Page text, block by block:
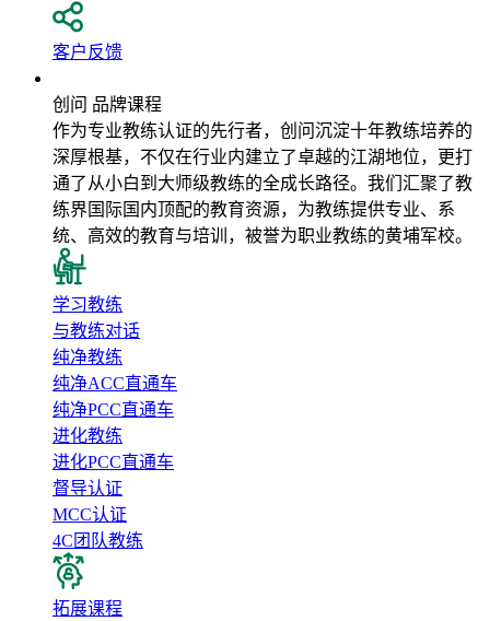
客户反馈
创问 品牌课程
作为专业教练认证的先行者，创问沉淀十年教练培养的
深厚根基，不仅在行业内建立了卓越的江湖地位，更打
通了从小白到大师级教练的全成长路径。我们汇聚了教
练界国际国内顶配的教育资源，为教练提供专业、系
统、高效的教育与培训，被誉为职业教练的黄埔军校。
学习教练
与教练对话
纯净教练
纯净ACC直通车
纯净PCC直通车
进化教练
进化PCC直通车
督导认证
MCC认证
4C团队教练
拓展课程